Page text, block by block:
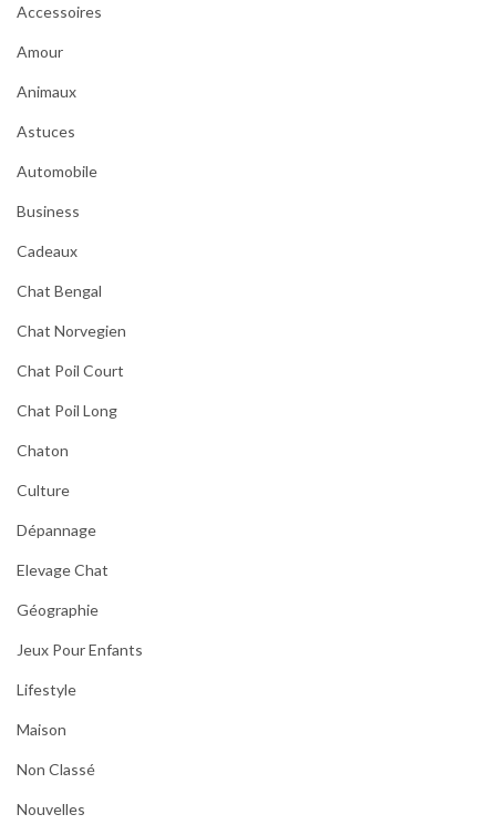
Accessoires
Amour
Animaux
Astuces
Automobile
Business
Cadeaux
Chat Bengal
Chat Norvegien
Chat Poil Court
Chat Poil Long
Chaton
Culture
Dépannage
Elevage Chat
Géographie
Jeux Pour Enfants
Lifestyle
Maison
Non Classé
Nouvelles